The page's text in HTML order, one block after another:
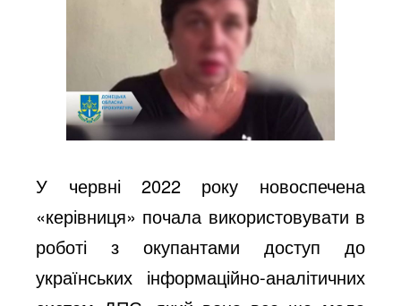
У червні 2022 року новоспечена
«керівниця» почала використовувати в
роботі з окупантами доступ до
українських інформаційно-аналітичних